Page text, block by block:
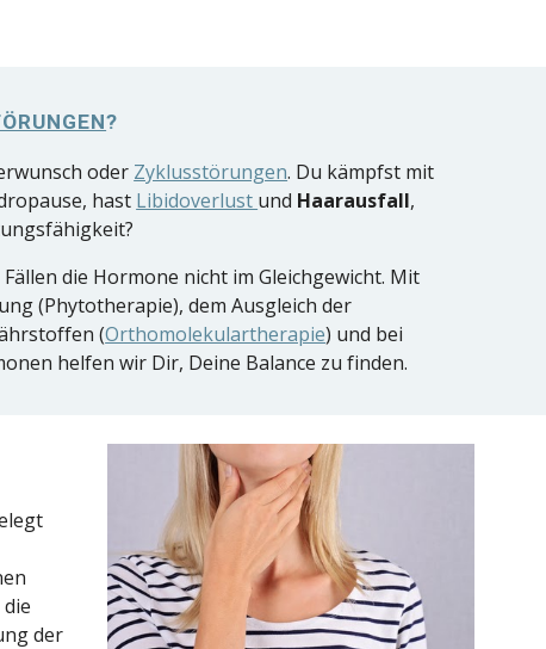
?
oder Zyklusstörungen. Du kämpfst mit
hast Libidoverlust und Haarausfall,
die Hormone nicht im Gleichgewicht. Mit
(Phytotherapie), dem Ausgleich der
(Orthomolekulartherapie) und bei
helfen wir Dir, Deine Balance zu finden.
der